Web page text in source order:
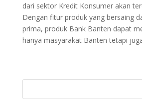
dari sektor Kredit Konsumer akan
Dengan fitur produk yang bersaing
prima, produk Bank Banten dapat
hanya masyarakat Banten tetapi